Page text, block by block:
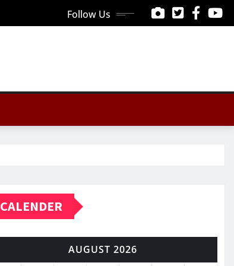
Follow Us
CALENDER
AUGUST 2026